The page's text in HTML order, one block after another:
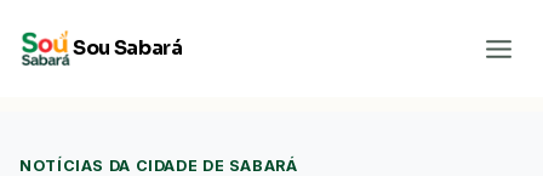
para
Sou Sabará
NOTÍCIAS DA CIDADE DE SABARÁ